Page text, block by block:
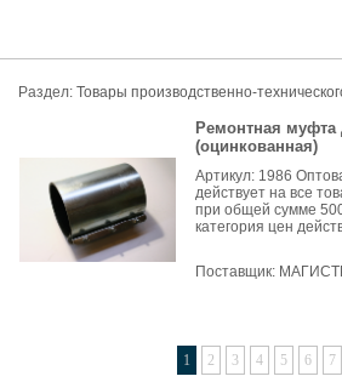
Раздел: Товары производственно-
Ремонтная муфта
(оцинкованная)
Артикул: 1986
действует на все
при общей сумме
категория цен
Поставщик:
1 2 3 4 5 6 7